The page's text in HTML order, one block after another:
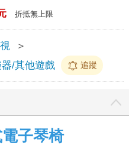
折抵無上限
＞
/其他遊戲 追蹤
子琴椅